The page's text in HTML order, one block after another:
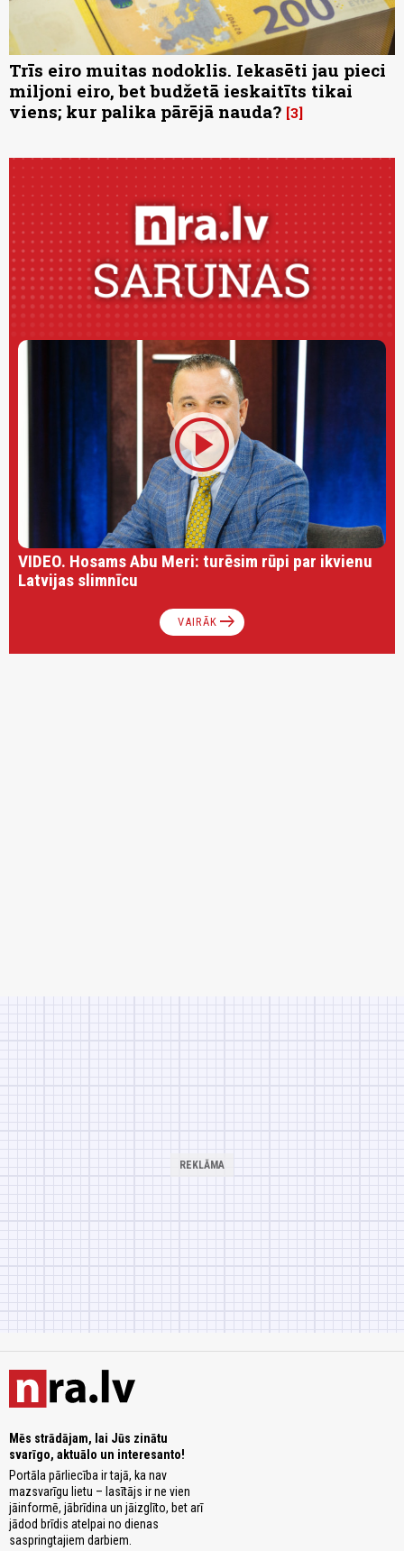
Trīs eiro muitas nodoklis. Iekasēti jau pieci
miljoni eiro, bet budžetā ieskaitīts tikai
viens; kur palika pārējā nauda? 3
play_circle
VIDEO. Hosams Abu Meri: turēsim rūpi par ikvienu
Latvijas slimnīcu
VAIRĀK arrow_right_alt
Mēs strādājam, lai Jūs zinātu
svarīgo, aktuālo un interesanto!
Portāla pārliecība ir tajā, ka nav
mazsvarīgu lietu – lasītājs ir ne vien
jāinformē, jābrīdina un jāizglīto, bet arī
jādod brīdis atelpai no dienas
saspringtajiem darbiem.